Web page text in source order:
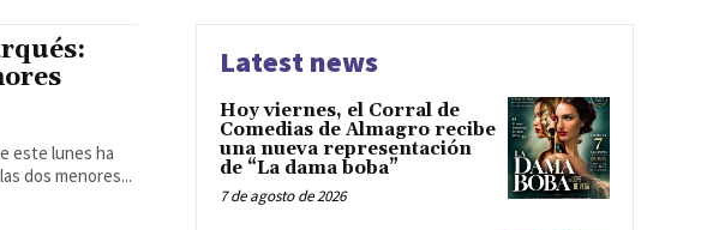
este lunes ha
dos menores...
Latest news
Hoy viernes, el Corral de
Comedias de Almagro recibe
una nueva representación
de “La dama boba”
7 de agosto de 2026